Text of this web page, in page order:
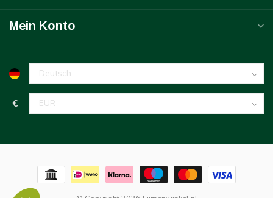
Mein Konto
€